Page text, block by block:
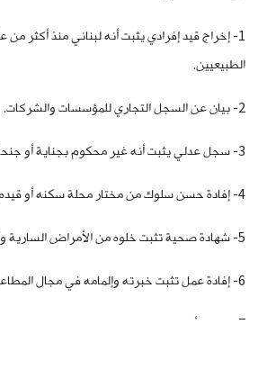
1- إخراج قيد إفرادي يثبت أنه لبناني منذ أكثر
الطبيعيين.
2- بيان عن السجل التجاري للمؤسسات والشركات.
3- سجل عدلي يثبت أنه غير محكوم بجناية أو جنحة شائنة.
4- إفادة حسن سلوك من مختار محلة سكنه أو قيده.
5- شهادة صحية تثبت خلوه من الأمراض السارية والمعدية.
6- إفادة عمل تثبت خبرته وإلمامه في مجال المطاعم إن وجدت.
7- عرض أسعار يوضع ضمن ظرف مختوم يحدد فيه